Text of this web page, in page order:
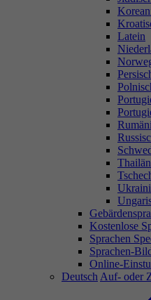
Latein
Kostenlose
Sprachen
Sprachen-
Online-
Deutsch Auf- oder